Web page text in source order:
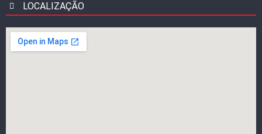
LOCALIZAÇÃO